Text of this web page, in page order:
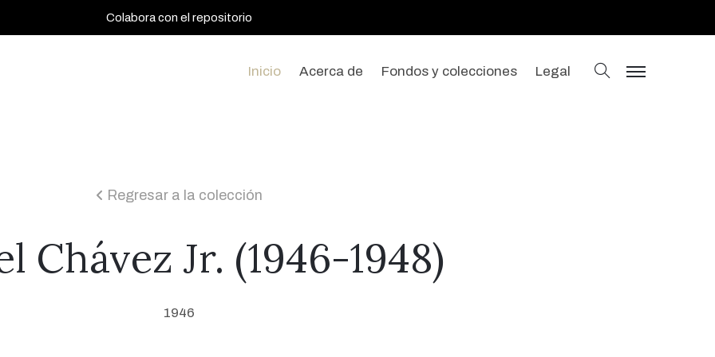
Colabora con el repositorio
Inicio Acerca de Fondos y colecciones Legal buscar
menu
icon
Regresar a la colección
Chávez Jr. (1946-1948)
1946